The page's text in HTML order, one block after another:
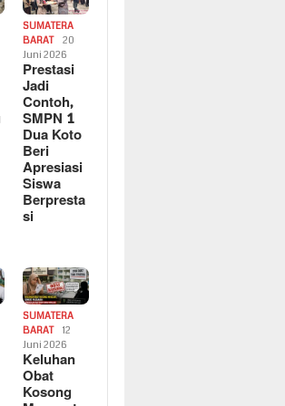
SUMATERA
BARAT
20
Juni 2026
Prestasi
Jadi
Contoh,
SMPN 1
Dua Koto
Beri
Apresiasi
Siswa
Berpresta
si
SUMATERA
BARAT
12
Juni 2026
Keluhan
Obat
Kosong